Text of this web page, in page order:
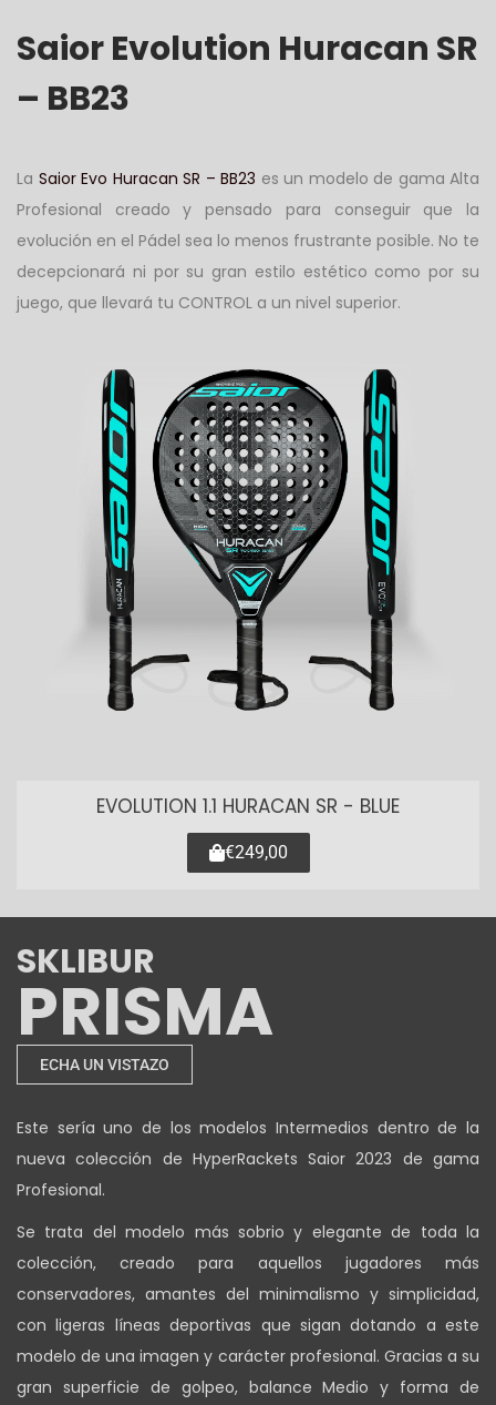
Saior Evolution Huracan SR
– BB23
La Saior Evo Huracan SR – BB23 es un modelo de gama Alta
Profesional creado y pensado para conseguir que la
evolución en el Pádel sea lo menos frustrante posible. No te
decepcionará ni por su gran estilo estético como por su
juego, que llevará tu CONTROL a un nivel superior.
EVOLUTION 1.1 HURACAN SR - BLUE
€249,00
SKLIBUR
PRISMA
ECHA UN VISTAZO
Este sería uno de los modelos Intermedios dentro de la
nueva colección de HyperRackets Saior 2023 de gama
Profesional.
Se trata del modelo más sobrio y elegante de toda la
colección, creado para aquellos jugadores más
conservadores, amantes del minimalismo y simplicidad,
con ligeras líneas deportivas que sigan dotando a este
modelo de una imagen y carácter profesional. Gracias a su
gran superficie de golpeo, balance Medio y forma de